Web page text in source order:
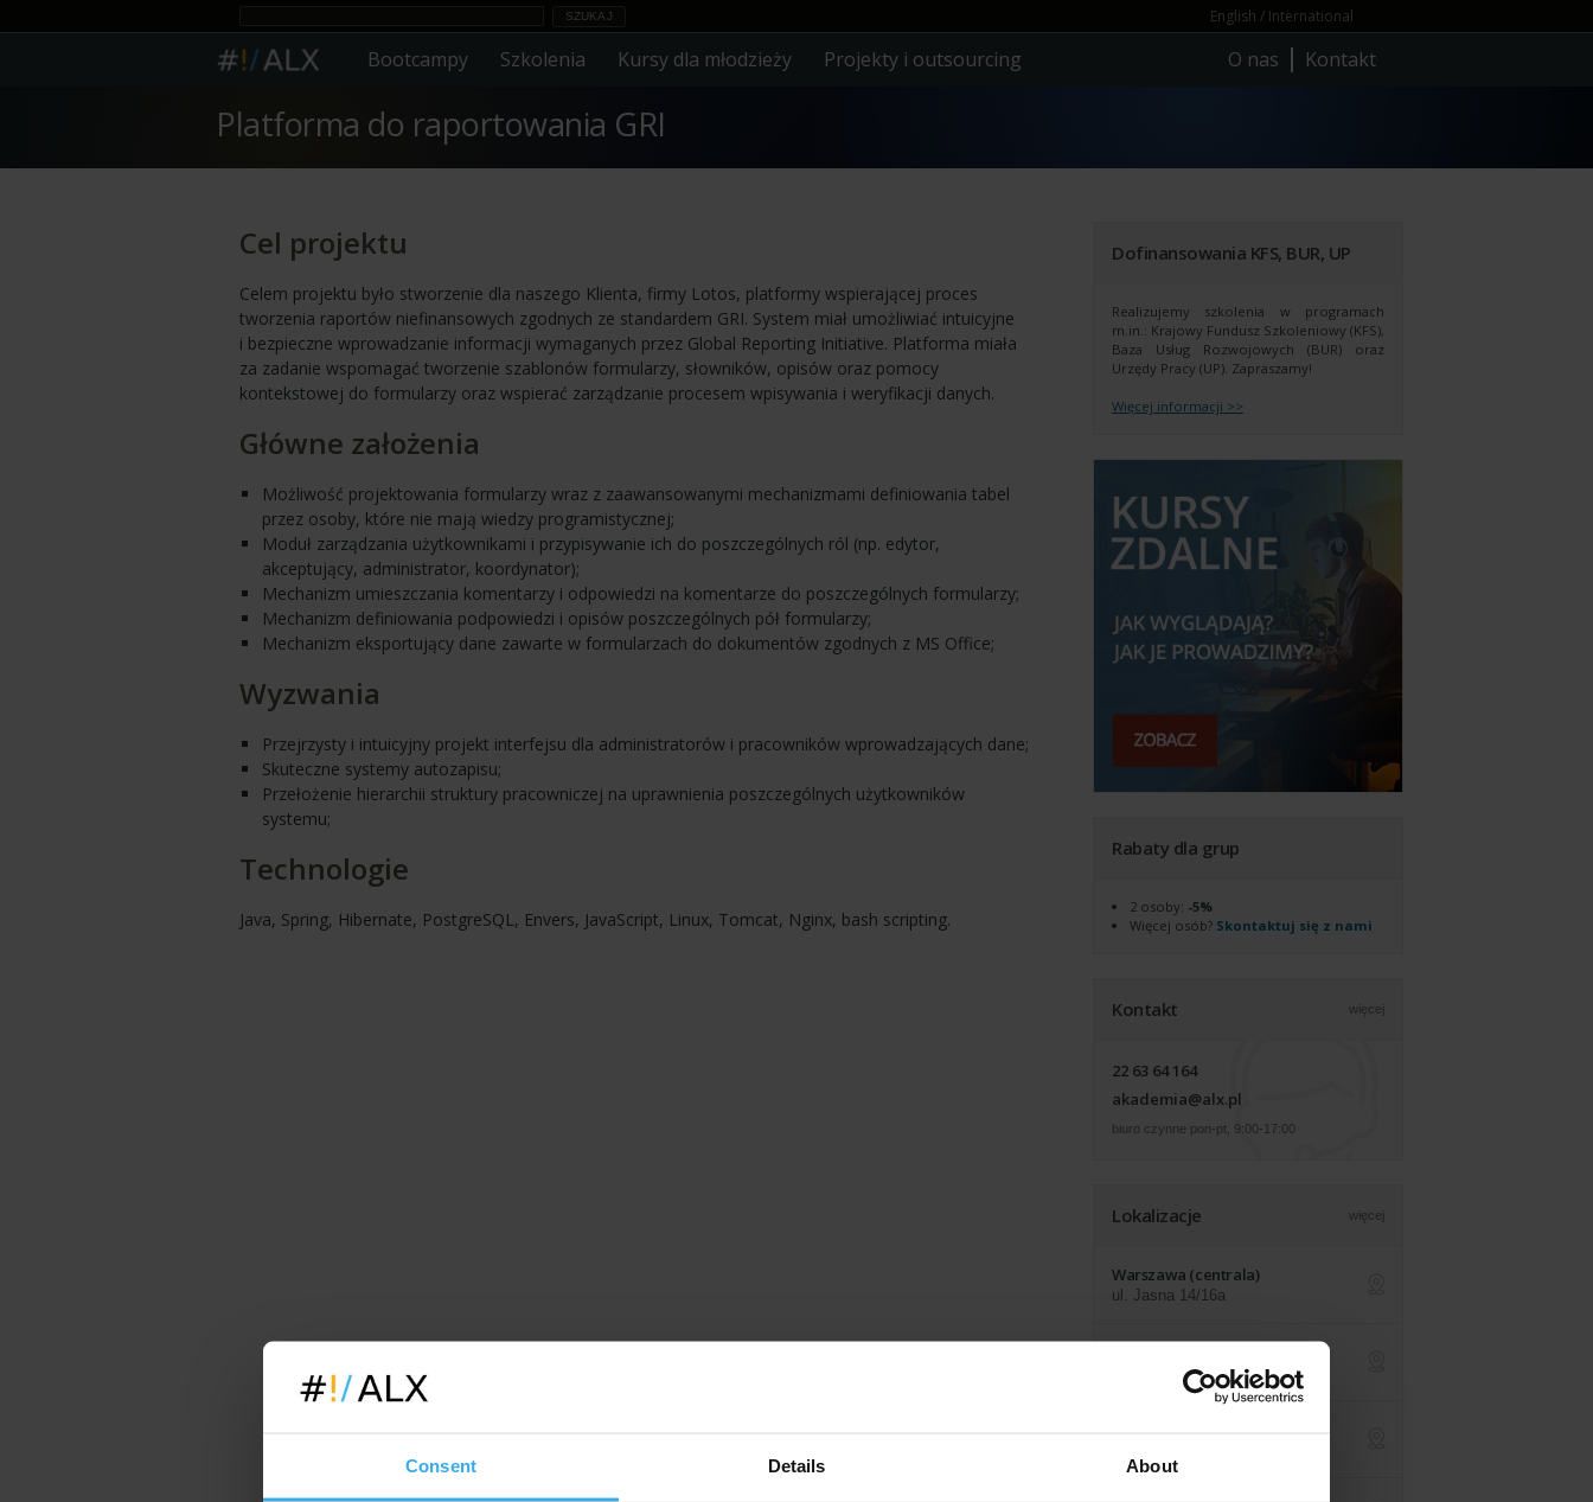
Consent Details About
English / International
Bootcampy Szkolenia Kursy dla młodzieży Projekty i outsourcing O nas Kontakt
Platforma do raportowania GRI
Cel projektu
Celem projektu było stworzenie dla naszego Klienta, firmy Lotos, platformy wspierającej proces
tworzenia raportów niefinansowych zgodnych ze standardem GRI. System miał umożliwiać intuicyjne
i bezpieczne wprowadzanie informacji wymaganych przez Global Reporting Initiative. Platforma miała
za zadanie wspomagać tworzenie szablonów formularzy, słowników, opisów oraz pomocy
kontekstowej do formularzy oraz wspierać zarządzanie procesem wpisywania i weryfikacji danych.
Główne założenia
Możliwość projektowania formularzy wraz z zaawansowanymi mechanizmami definiowania tabel
przez osoby, które nie mają wiedzy programistycznej;
Moduł zarządzania użytkownikami i przypisywanie ich do poszczególnych ról (np. edytor,
akceptujący, administrator, koordynator);
Mechanizm umieszczania komentarzy i odpowiedzi na komentarze do poszczególnych formularzy;
Mechanizm definiowania podpowiedzi i opisów poszczególnych pół formularzy;
Mechanizm eksportujący dane zawarte w formularzach do dokumentów zgodnych z MS Office;
Wyzwania
Przejrzysty i intuicyjny projekt interfejsu dla administratorów i pracowników wprowadzających dane;
Skuteczne systemy autozapisu;
Przełożenie hierarchii struktury pracowniczej na uprawnienia poszczególnych użytkowników
systemu;
Technologie
Java, Spring, Hibernate, PostgreSQL, Envers, JavaScript, Linux, Tomcat, Nginx, bash scripting.
Dofinansowania KFS, BUR, UP
Realizujemy szkolenia w programach
m.in.: Krajowy Fundusz Szkoleniowy (KFS),
Baza Usług Rozwojowych (BUR) oraz
Urzędy Pracy (UP). Zapraszamy!
Więcej informacji >>
Rabaty dla grup
2 osoby: -5%
Więcej osób? Skontaktuj się z nami
Kontakt więcej
22 63 64 164
akademia@alx.pl
biuro czynne pon-pt, 9:00-17:00
Lokalizacje więcej
Warszawa (centrala)
ul. Jasna 14/16a
z dowolnej lokalizacji